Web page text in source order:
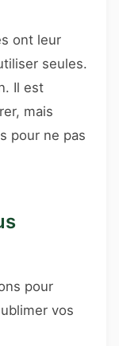
ont leur
seules.
Il est
mais
pour ne pas
pour
vos